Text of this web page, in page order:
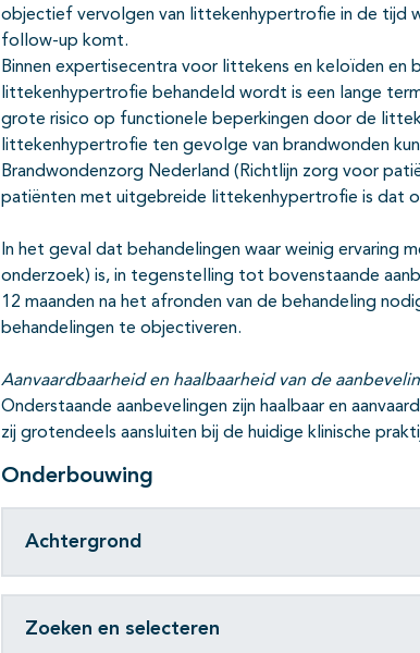
objectief vervolgen van littekenhypertrofie in de tijd
follow-up komt.
Binnen expertisecentra voor littekens en keloïden en
littekenhypertrofie behandeld wordt is een lange
grote risico op functionele beperkingen door de
littekenhypertrofie ten gevolge van brandwonden
Brandwondenzorg Nederland (Richtlijn zorg voor
patiënten met uitgebreide littekenhypertrofie is dat
In het geval dat behandelingen waar weinig ervaring
onderzoek) is, in tegenstelling tot bovenstaande
12 maanden na het afronden van de behandeling
behandelingen te objectiveren.
Aanvaardbaarheid en haalbaarheid van de
Onderstaande aanbevelingen zijn haalbaar en
zij grotendeels aansluiten bij de huidige klinische
Onderbouwing
Achtergrond
Zoeken en selecteren